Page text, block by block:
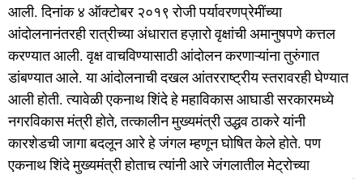
आली. दिनांक ४ ऑक्टोबर २०१९ रोजी पर्यावरणप्रेमींच्या
आंदोलनानंतरही रात्रीच्या अंधारात हज़ारो वृक्षांची अमानुषपणे कत्तल
करण्यात आली. वृक्ष वाचविण्यासाठी आंदोलन करणाऱ्यांना तुरुंगात
डांबण्यात आले. या आंदोलनाची दखल आंतरराष्ट्रीय स्तरावरही घेण्यात
आली होती. त्यावेळी एकनाथ शिंदे हे महाविकास आघाडी सरकारमध्ये
नगरविकास मंत्री होते, तत्कालीन मुख्यमंत्री उद्धव ठाकरे यांनी
कारशेडची जागा बदलून आरे हे जंगल म्हणून घोषित केले होते. पण
एकनाथ शिंदे मुख्यमंत्री होताच त्यांनी आरे जंगलातील मेट्रोच्या